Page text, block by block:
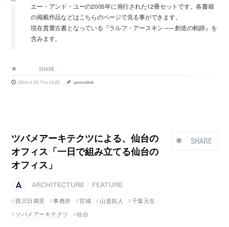
エー・アンド・ユーの2005年に発行された12冊セットです。各書籍
の掲載作品などはこちらのページで見る事ができます。
現在貴重古書となっている『ラルフ・アースキン ── 創造の軌跡』を
含みます。
SHARE
2014.11.20 Thu 13:25 permalink
SHARE
ツバメアーキテクツによる、仙台の
オフィス「一日で組み立てる仙台の
オフィス」
ARCHITECTURE
FEATURE
西川日満里
事務所 宮城 山道拓人
千葉元生
ツバメアーキテクツ
仙台